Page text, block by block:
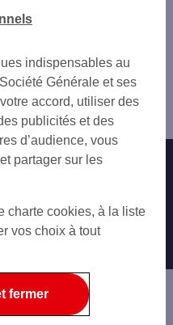
19 RUE PASTORELLI
Nous contacter
indispensables au
Générale et ses
accord, utiliser des
publicités et des
d’audience, vous
partager sur les
charte cookies, à la liste
vos choix à tout
fermer